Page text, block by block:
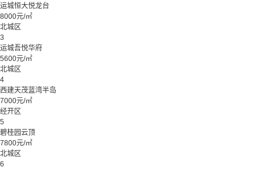
运城恒大悦龙台
8000元/㎡
北城区
3
运城吾悦华府
5600元/㎡
北城区
4
西建天茂蓝湾半岛
7000元/㎡
经开区
5
碧桂园云顶
7800元/㎡
北城区
6